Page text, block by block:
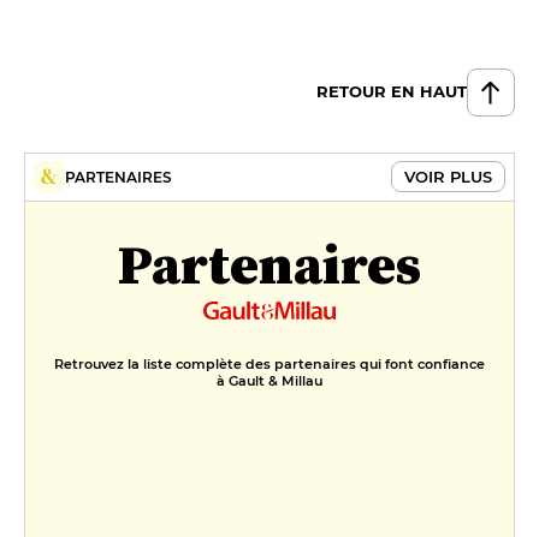
RETOUR EN HAUT
PARTENAIRES VOIR PLUS
Partenaires
Retrouvez la liste complète des partenaires qui font confiance
à Gault & Millau